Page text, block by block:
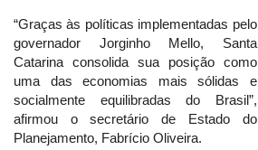
“Graças às políticas implementadas pelo
governador Jorginho Mello, Santa
Catarina consolida sua posição como
uma das economias mais sólidas e
socialmente equilibradas do Brasil”,
afirmou o secretário de Estado do
Planejamento, Fabrício Oliveira.